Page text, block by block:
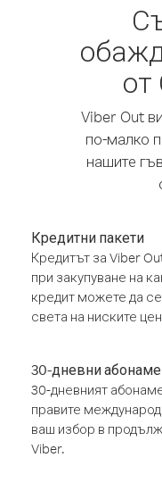
Viber Out
по-малко
нашите
Кредитни пакети
Кредитът за Viber
при закупуване на
кредит можете да
света на ниските
30-дневни
30-дневният
правите
ваш избор в
Viber.